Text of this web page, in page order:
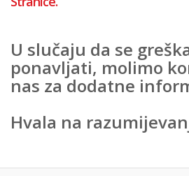
U slučaju da se
ponavljati, molimo
nas za dodatne
Hvala na